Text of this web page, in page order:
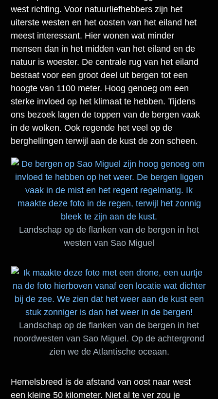
west richting. Voor natuurliefhebbers zijn het
uiterste westen en het oosten van het eiland het
meest interessant. Hier wonen wat minder
mensen dan in het midden van het eiland en de
natuur is woester. De centrale rug van het eiland
bestaat voor een groot deel uit bergen tot een
hoogte van 1100 meter. Hoog genoeg om een
sterke invloed op het klimaat te hebben. Tijdens
ons bezoek lagen de toppen van de bergen vaak
in de wolken. Ook regende het veel op de
berghellingen terwijl aan de kust de zon scheen.
Landschap op de flanken van de bergen in het
westen van Sao Miguel
Landschap op de flanken van de bergen in het
noordwesten van Sao Miguel. Op de achtergrond
zien we de Atlantische oceaan.
Hemelsbreed is de afstand van oost naar west
een kleine 50 kilometer. Niet al te ver zou je